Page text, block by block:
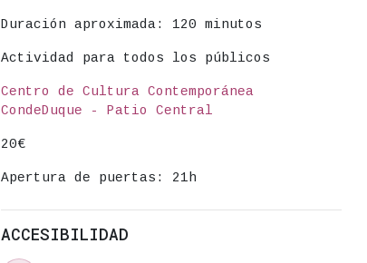
Duración aproximada: 120 minutos
Actividad para todos los públicos
Lugar
Centro de Cultura Contemporánea
CondeDuque - Patio Central
Precio
20€
Apertura de puertas: 21h
ACCESIBILIDAD